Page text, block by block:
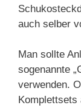
auch selber
Man sollte
sogenannte
verwenden.